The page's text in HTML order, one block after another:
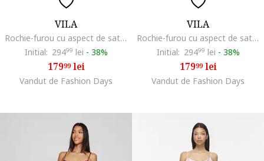
VILA
Rochie-furou cu aspect de satin, Maro inchis
Initial: 29499 lei - 38%
17999lei
Vandut de Fashion Days
VILA
Rochie-furou cu aspect de satin, Alb fildes
Initial: 29499 lei - 38%
17999lei
Vandut de Fashion Days